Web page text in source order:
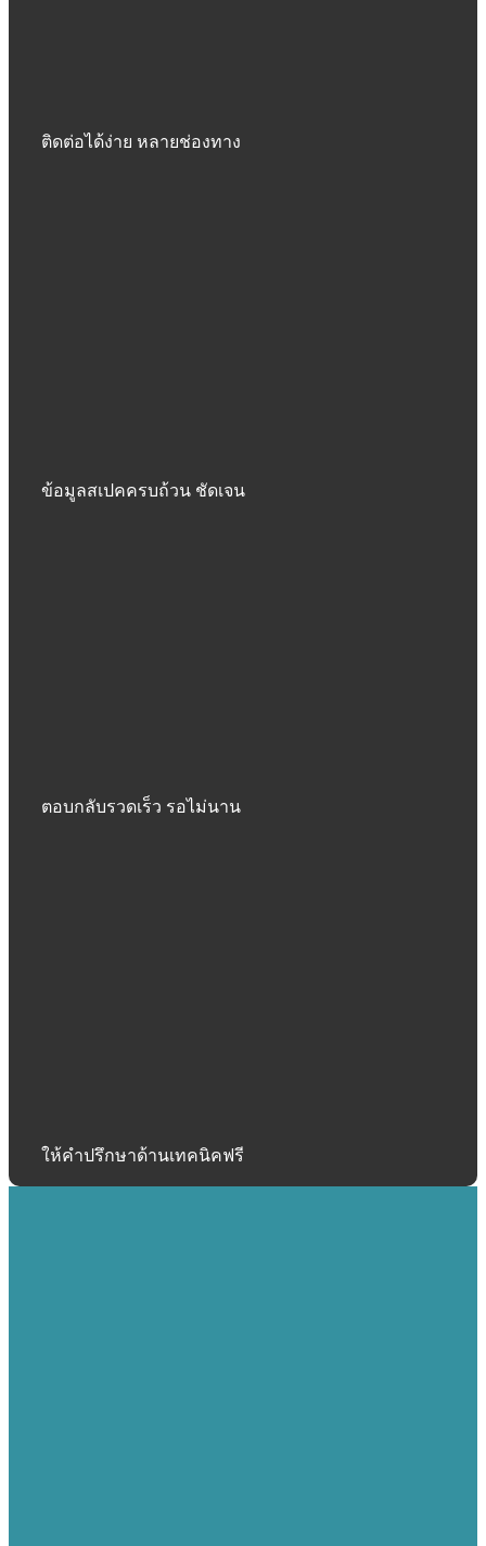
ติดต่อได้ง่าย หลายช่องทาง
ข้อมูลสเปคครบถ้วน ชัดเจน
ตอบกลับรวดเร็ว รอไม่นาน
ให้คำปรึกษาด้านเทคนิคฟรี